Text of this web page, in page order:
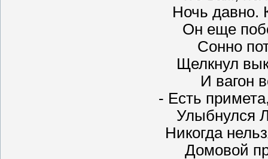
Ночь давно.
Он еще
Сонно
Щелкнул
И вагон
- Есть
Улыбнулся
Никогда
Домовой